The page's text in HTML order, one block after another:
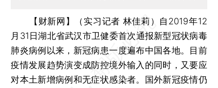
【财新网】（实习记者 林佳莉） 自2019年12
月31日湖北省武汉市卫健委首次通报新型冠状病毒
肺炎病例以来，新冠病患一度遍布中国各地。目前
疫情发展趋势演变成防控境外输入的同时，又要应
对本土新增病例和无症状感染者。国外新冠疫情仍